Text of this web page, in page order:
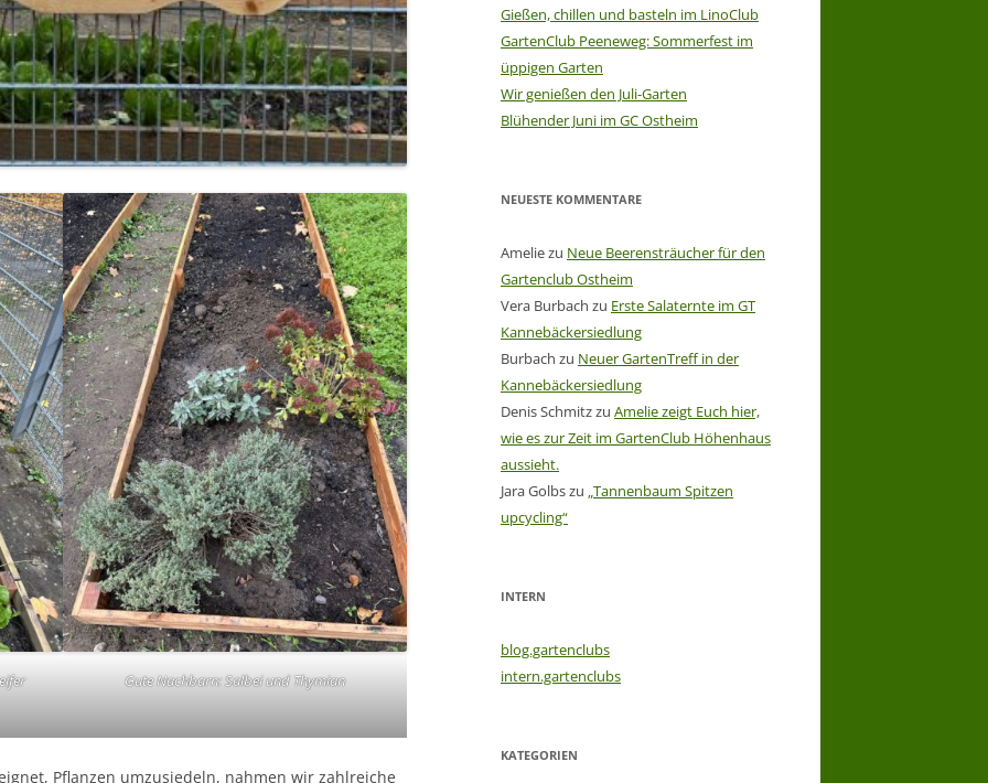
Gute Nachbarn: Salbei und Thymian
Pflanzen umzusiedeln, nahmen wir zahlreiche
Gießen, chillen und basteln im LinoClub
GartenClub Peeneweg: Sommerfest im
üppigen Garten
Wir genießen den Juli-Garten
Blühender Juni im GC Ostheim
NEUESTE KOMMENTARE
Ameliezu Neue Beerensträucher für den
Gartenclub Ostheim
Vera Burbach zu Erste Salaternte im GT
Kannebäckersiedlung
Burbach zu Neuer GartenTreff in der
Kannebäckersiedlung
Denis Schmitzzu Amelie zeigt Euch hier,
wie es zur Zeit im GartenClub Höhenhaus
aussieht.
Jara Golbszu „Tannenbaum Spitzen
upcycling“
INTERN
blog.gartenclubs
intern.gartenclubs
KATEGORIEN